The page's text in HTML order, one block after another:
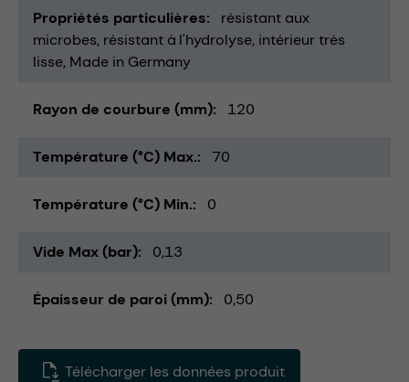
Propriétés particulières
résistant aux
microbes résistant à l'hydrolyse intérieur très
lisse Made in Germany
Rayon de courbure (mm) 120
Température (°C) Max. 70
Température (°C) Min. 0
Vide Max (bar) 0,13
Épaisseur de paroi (mm) 0,50
Télécharger les données produit